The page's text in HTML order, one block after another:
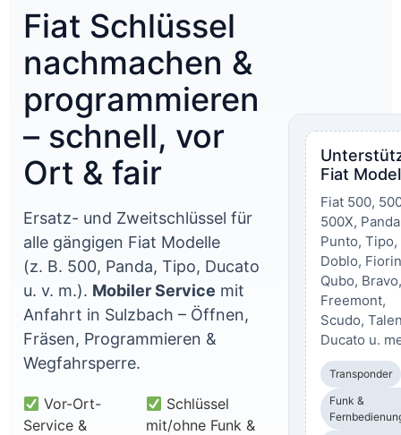
Fiat Schlüssel
nachmachen &
programmieren
– schnell, vor
Ort & fair
Ersatz- und Zweitschlüssel für
alle gängigen Fiat Modelle
(z. B. 500, Panda, Tipo, Ducato
u. v. m.). Mobiler Service mit
Anfahrt in Sulzbach – Öffnen,
Fräsen, Programmieren &
Wegfahrsperre.
Vor-Ort-
Service &
Schlüssel
mit/ohne Funk &
Fiat
Fiat 500,
500X,
Punto, Tipo,
Doblo,
Qubo, Bravo,
Freemont,
Scudo,
Ducato u.
Transponder
Funk &